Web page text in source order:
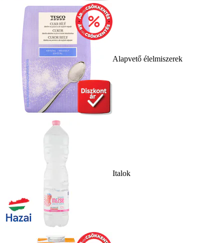
Alapvető élelmiszerek
Italok